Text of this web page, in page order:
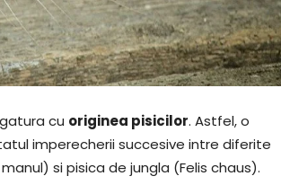
cu originea pisicilor. Astfel, o
imperecherii succesive intre diferite
si pisica de jungla (Felis chaus).